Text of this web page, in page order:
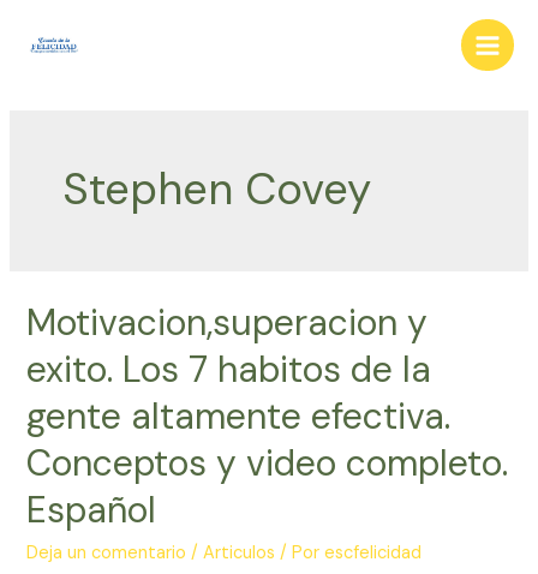
Main
Stephen Covey
Motivacion,superacion y
exito. Los 7 habitos de la
gente altamente efectiva.
Conceptos y video completo.
Español
Deja un comentario /Articulos / Porescfelicidad